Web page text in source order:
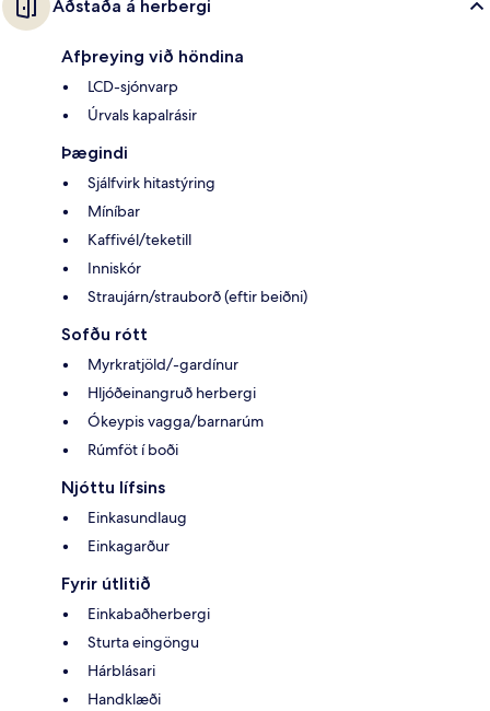
Aðstaða á herbergi
Afþreying við höndina
LCD-sjónvarp
Úrvals kapalrásir
Þægindi
Sjálfvirk hitastýring
Míníbar
Kaffivél/teketill
Inniskór
Straujárn/strauborð (eftir beiðni)
Sofðu rótt
Myrkratjöld/-gardínur
Hljóðeinangruð herbergi
Ókeypis vagga/barnarúm
Rúmföt í boði
Njóttu lífsins
Einkasundlaug
Einkagarður
Fyrir útlitið
Einkabaðherbergi
Sturta eingöngu
Hárblásari
Handklæði